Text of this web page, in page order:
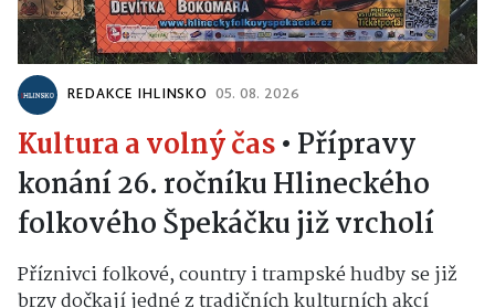
REDAKCE IHLINSKO 05. 08. 2026
Kultura a volný čas• Přípravy
konání 26. ročníku Hlineckého
folkového Špekáčku již vrcholí
Příznivci folkové, country i trampské hudby se již